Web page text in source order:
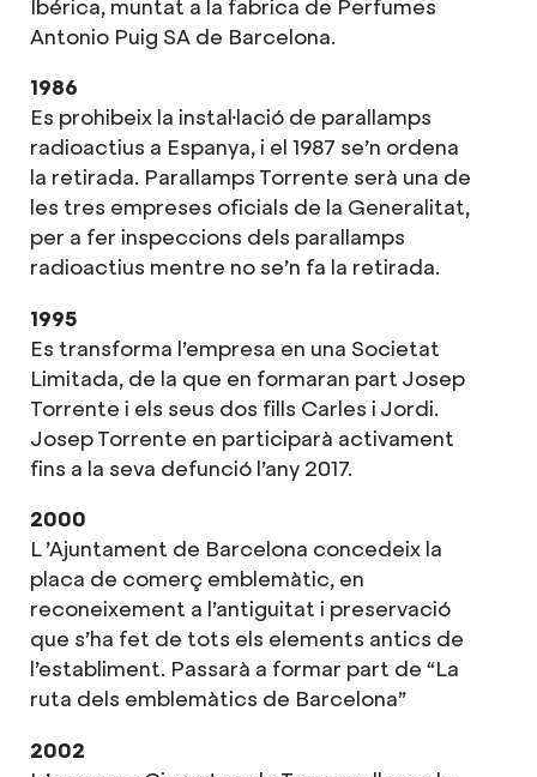
Ibérica, muntat a la fabrica de Perfumes
Antonio Puig SA de Barcelona.
1986
Es prohibeix la instal·lació de parallamps
radioactius a Espanya, i el 1987 se’n ordena
la retirada. Parallamps Torrente serà una de
les tres empreses oficials de la Generalitat,
per a fer inspeccions dels parallamps
radioactius mentre no se’n fa la retirada.
1995
Es transforma l’empresa en una Societat
Limitada, de la que en formaran part Josep
Torrente i els seus dos fills Carles i Jordi.
Josep Torrente en participarà activament
fins a la seva defunció l’any 2017.
2000
L ’Ajuntament de Barcelona concedeix la
placa de comerç emblemàtic, en
reconeixement a l’antiguitat i preservació
que s’ha fet de tots els elements antics de
l’establiment. Passarà a formar part de “La
ruta dels emblemàtics de Barcelona”
2002